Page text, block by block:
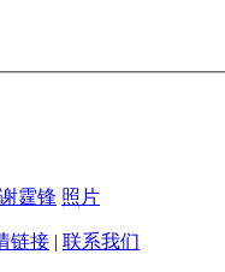
谢霆锋 照片
链接 | 联系我们